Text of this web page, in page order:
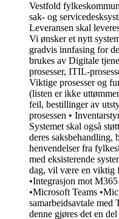
Vestfold
sak- og
Leveransen skal
Vi ønsker et nytt
gradvis innfasing for
brukes av Digitale
prosesser, ITIL-
Viktige prosesser og
(listen er ikke
feil, bestillinger av
prosessen •
Systemet skal også
deres saksbehandling,
henvendelser fra
med eksisterende
dag, vil være en viktig
•Integrasjon mot
•Microsoft Teams
samarbeidsavtale
denne gjøres det en